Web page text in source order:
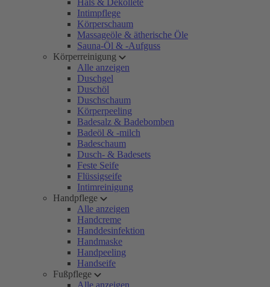
Hals & Dekolleté
Intimpflege
Körperschaum
Massageöle & ätherische Öle
Sauna-Öl & -Aufguss
Körperreinigung
Alle anzeigen
Duschgel
Duschöl
Duschschaum
Körperpeeling
Badesalz & Badebomben
Badeöl & -milch
Badeschaum
Dusch- & Badesets
Feste Seife
Flüssigseife
Intimreinigung
Handpflege
Alle anzeigen
Handcreme
Handdesinfektion
Handmaske
Handpeeling
Handseife
Fußpflege
Alle anzeigen